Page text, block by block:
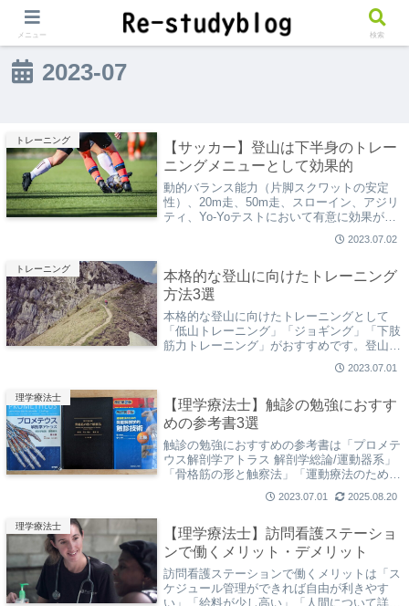
2023-07
トレーニング
【サッカー】登山は下半身のトレー
ニングメニューとして効果的
動的バランス能力（片脚スクワットの安定
性）、20m走、50m走、スローイン、アジリ
ティ、Yo-Yoテストにおいて有意に効果があ
ったと報告されています。サッカーに限らず
バスケットボールや野球など、登山をトレー
しょうか。
2023.07.02
トレーニング
本格的な登山に向けたトレーニング
方法3選
本格的な登山に向けたトレーニングとして
「低山トレーニング」「ジョギング」「下肢
筋力トレーニング」がおすすめです。登山の
ための体力を登山以外のトレーニングだけで
身につけることは困難なため、少なくとも1
2023.07.01
理学療法士
【理学療法士】触診の勉強におすす
めの参考書3選
触診の勉強におすすめの参考書は「プロメテ
ウス解剖学アトラス 解剖学総論/運動器系」
「骨格筋の形と触察法」「運動療法のための
機能解剖学的触診技術」です。どれも定番で
すがどれも名著です。これさえあれば、あな
2023.07.01 2025.08.20
理学療法士
【理学療法士】訪問看護ステーショ
ンで働くメリット・デメリット
訪問看護ステーションで働くメリットは「ス
ケジュール管理ができれば自由が利きやす
い」「給料が少し高い」「人間について詳し
メニュー 検索